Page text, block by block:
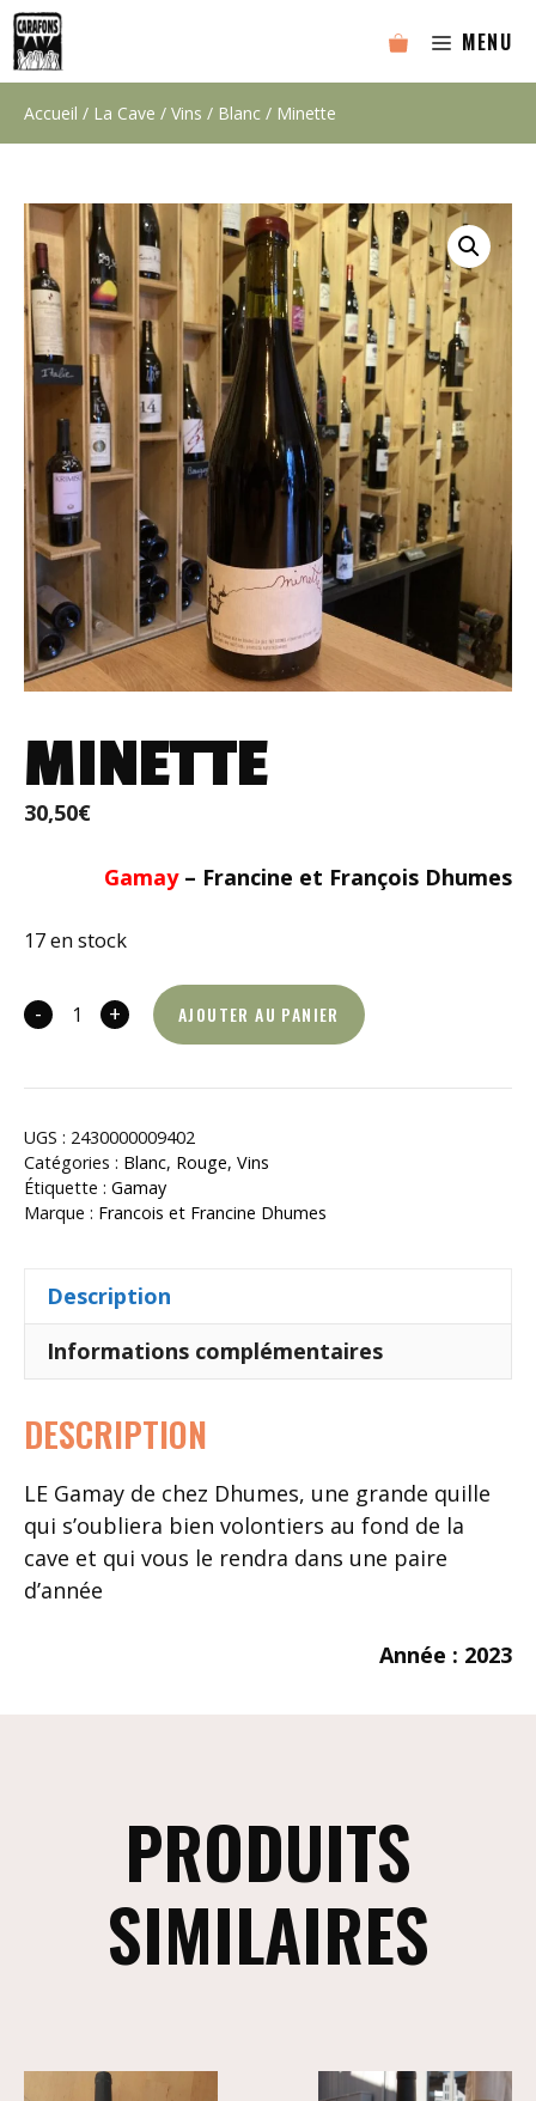
Aller
au
contenu
MENU
Accueil / La Cave / Vins / Blanc / Minette
MINETTE
30,50€
Gamay– Francine et François Dhumes
17 en stock
-
quantité
Minette
+ AJOUTER AU PANIER
UGS : 2430000009402
Catégories : Blanc, Rouge, Vins
Étiquette : Gamay
Marque : Francois et Francine Dhumes
Description
Informations complémentaires
DESCRIPTION
LE Gamay de chez Dhumes, une grande quille
qui s’oubliera bien volontiers au fond de la
cave et qui vous le rendra dans une paire
d’année
Année : 2023
PRODUITS
SIMILAIRES